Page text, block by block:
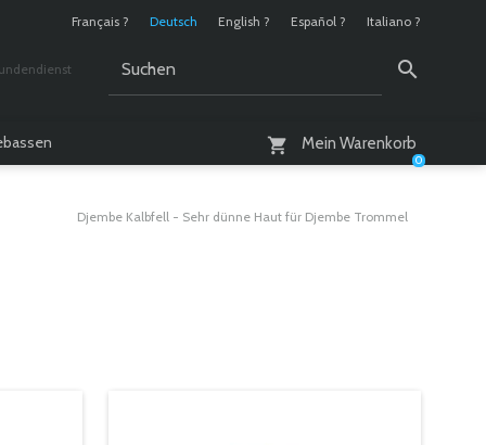
Français ? Deutsch English ? Español ? Italiano ?
Mein Warenkorb
0
Djembe Kalbfell - Sehr dünne Haut für Djembe Trommel